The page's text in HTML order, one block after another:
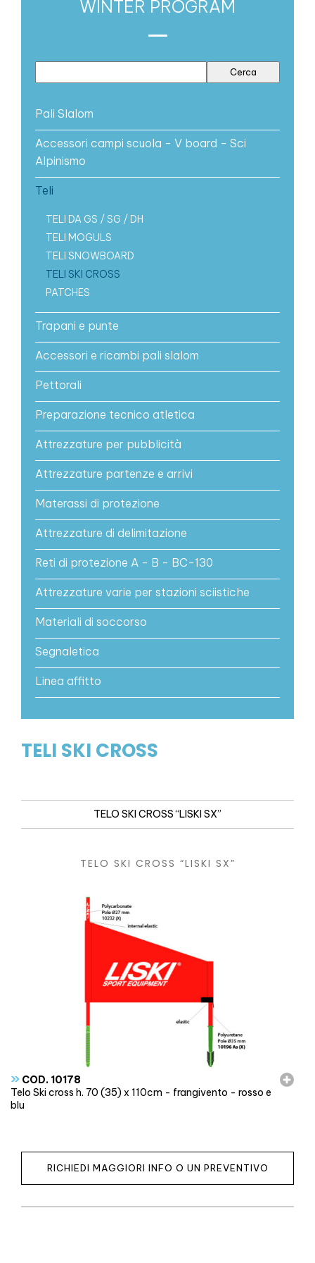
WINTER PROGRAM
Pali Slalom
Accessori campi scuola - V board - Sci
Alpinismo
Teli
TELI DA GS / SG / DH
TELI MOGULS
TELI SNOWBOARD
TELI SKI CROSS
PATCHES
Trapani e punte
Accessori e ricambi pali slalom
Pettorali
Preparazione tecnico atletica
Attrezzature per pubblicità
Attrezzature partenze e arrivi
Materassi di protezione
Attrezzature di delimitazione
Reti di protezione A - B - BC-130
Attrezzature varie per stazioni sciistiche
Materiali di soccorso
Segnaletica
Linea affitto
TELI SKI CROSS
TELO SKI CROSS “LISKI SX”
TELO SKI CROSS “LISKI SX”
» COD. 10178
Telo Ski cross h. 70 (35) x 110cm - frangivento - rosso e
blu
RICHIEDI MAGGIORI INFO O UN PREVENTIVO